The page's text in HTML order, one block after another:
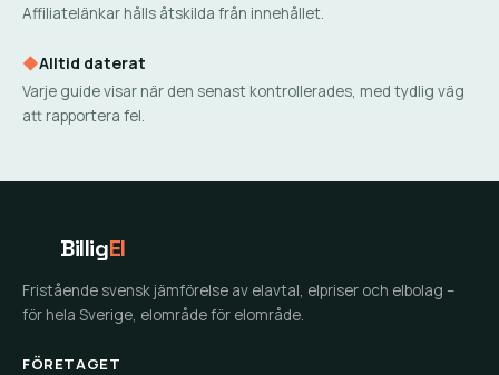
Affiliatelänkar hålls åtskilda från innehållet.
◆Alltid daterat
Varje guide visar när den senast kontrollerades, med tydlig väg
att rapportera fel.
BilligEl
Fristående svensk jämförelse av elavtal, elpriser och elbolag –
för hela Sverige, elområde för elområde.
FÖRETAGET